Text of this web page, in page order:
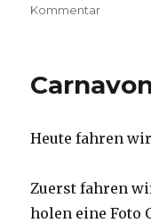
Kommentarzu
Heute fahren
Zuerst fahren
holen eine Foto